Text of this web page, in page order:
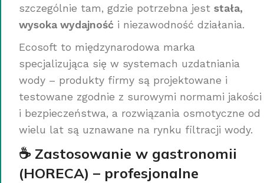
szczególnie tam, gdzie potrzebna jest stała,
wysoka wydajność i niezawodność działania.
Ecosoft to międzynarodowa marka
specjalizująca się w systemach uzdatniania
wody – produkty firmy są projektowane i
testowane zgodnie z surowymi normami jakości
i bezpieczeństwa, a rozwiązania osmotyczne od
wielu lat są uznawane na rynku filtracji wody.
☕ Zastosowanie w gastronomii
(HORECA) – profesjonalne